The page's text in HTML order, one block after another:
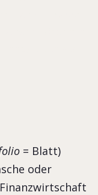
= Blatt)
oder